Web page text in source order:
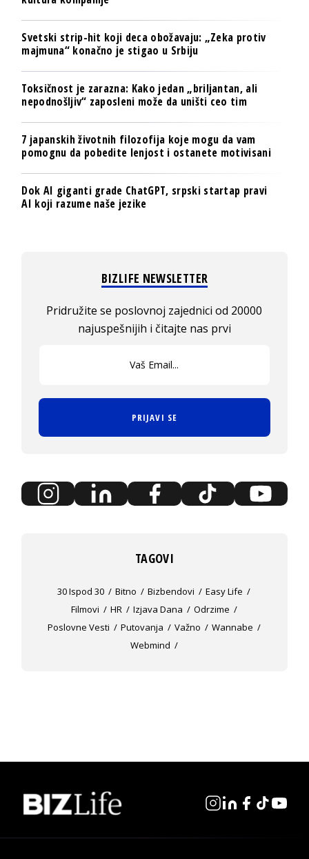
Svetski strip-hit koji deca obožavaju: „Zeka protiv
majmuna“ konačno je stigao u Srbiju
Toksičnost je zarazna: Kako jedan „briljantan, ali
nepodnošljiv“ zaposleni može da uništi ceo tim
7 japanskih životnih filozofija koje mogu da vam
pomognu da pobedite lenjost i ostanete motivisani
Dok AI giganti grade ChatGPT, srpski startap pravi
AI koji razume naše jezike
BIZLIFE NEWSLETTER
Pridružite se poslovnoj zajednici od 20000
najuspešnijih i čitajte nas prvi
PRIJAVI SE
TAGOVI
30 Ispod 30 Bitno Bizbendovi
Easy Life
Filmovi
HR Izjava Dana
Odrzime
Poslovne Vesti
Putovanja Važno
Wannabe
Webmind